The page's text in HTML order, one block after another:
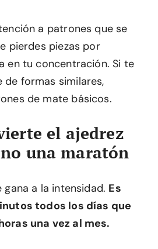
a patrones que se
pierdes piezas por
en tu concentración. Si te
de formas similares,
de mate básicos.
el ajedrez
una maratón
gana a la intensidad. Es
todos los días que
una vez al mes.